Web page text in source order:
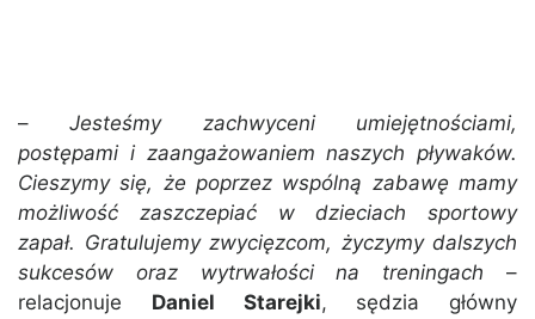
–Jesteśmy zachwyceni umiejętnościami,
postępami i zaangażowaniem naszych pływaków.
Cieszymy się, że poprzez wspólną zabawę mamy
możliwość zaszczepiać w dzieciach sportowy
zapał. Gratulujemy zwycięzcom, życzymy dalszych
sukcesów oraz wytrwałości na treningach –
relacjonuje Daniel Starejki, sędzia główny